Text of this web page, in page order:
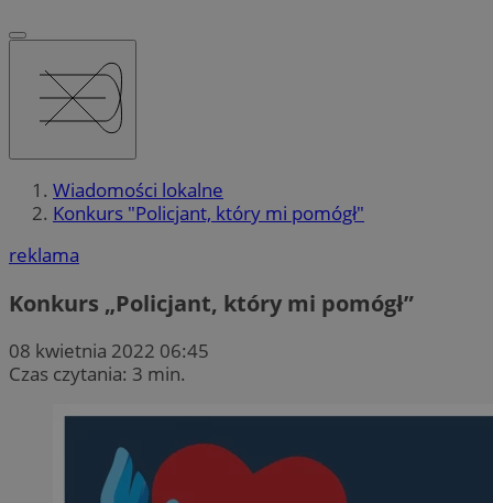
Wiadomości lokalne
Konkurs "Policjant, który mi pomógł"
reklama
Konkurs „Policjant, który mi pomógł”
08 kwietnia 2022 06:45
Czas czytania: 3 min.